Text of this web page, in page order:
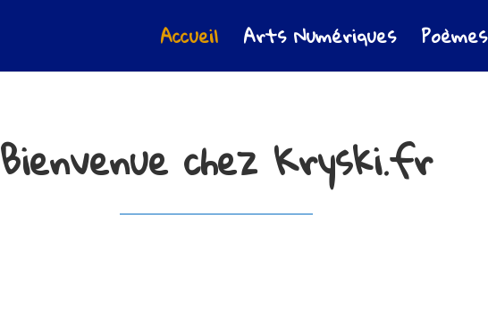
Accueil Arts Numériques Poèmes
Bienvenue chez Kryski.fr